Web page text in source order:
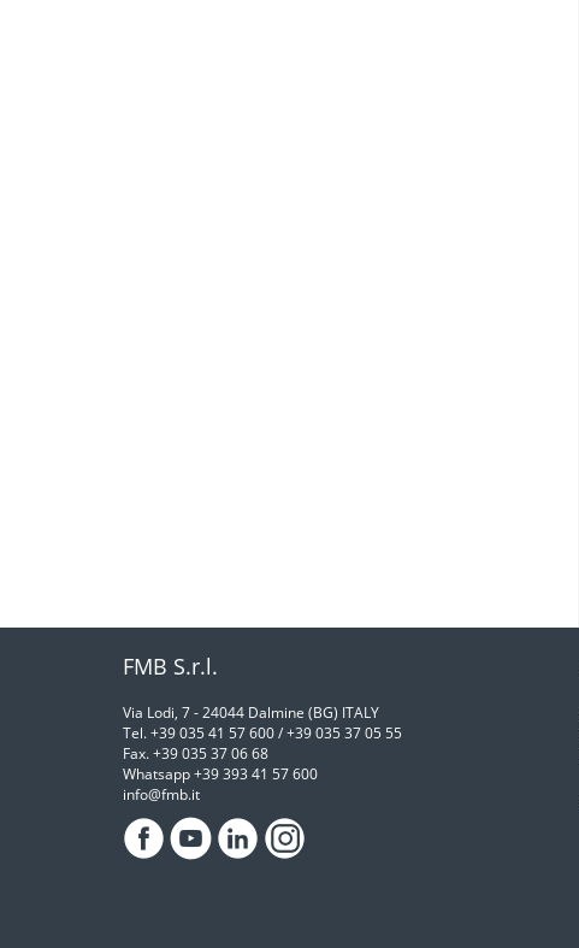
FMB S.r.l.
Via Lodi, 7 - 24044 Dalmine (BG) ITALY
Tel. +39 035 41 57 600 / +39 035 37 05 55
Fax. +39 035 37 06 68
Whatsapp +39 393 41 57 600
info@fmb.it